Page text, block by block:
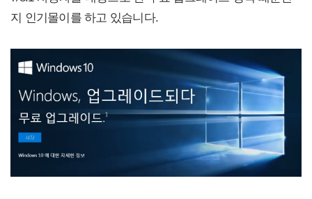
지 인기몰이를 하고 있습니다.